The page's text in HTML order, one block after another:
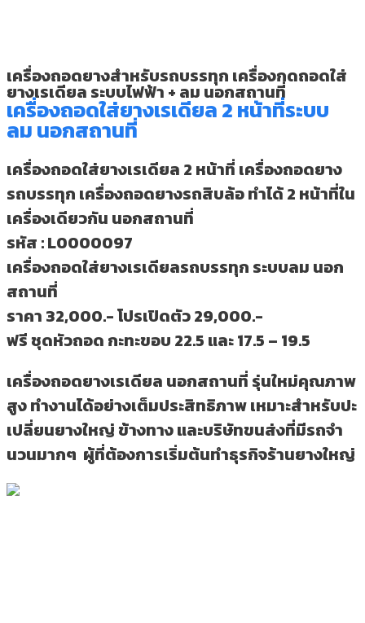
เครื่องถอดยางสำหรับรถบรรทุก เครื่องกดถอดใส่
ยางเรเดียล ระบบไฟฟ้า + ลม นอกสถานที่
เครื่องถอดใส่ยางเรเดียล 2 หน้าที่ระบบ
ลม นอกสถานที่
เครื่องถอดใส่ยางเรเดียล 2 หน้าที่ เครื่องถอดยาง
รถบรรทุก เครื่องถอดยางรถสิบล้อ ทำได้ 2 หน้าที่ใน
เครื่องเดียวกัน นอกสถานที่
รหัส : L0000097
เครื่องถอดใส่ยางเรเดียลรถบรรทุก ระบบลม นอก
สถานที่
ราคา 32,000.- โปรเปิดตัว 29,000.-
ฟรี ชุดหัวถอด กะทะขอบ 22.5 และ 17.5 – 19.5
เครื่องถอดยางเรเดียล นอกสถานที่ รุ่นใหม่คุณภาพ
สูง ทำงานได้อย่างเต็มประสิทธิภาพ เหมาะสำหรับปะ
เปลี่ยนยางใหญ่ ข้างทาง และบริษัทขนส่งที่มีรถจำ
นวนมากๆ ผู้ที่ต้องการเริ่มต้นทำธุรกิจร้านยางใหญ่